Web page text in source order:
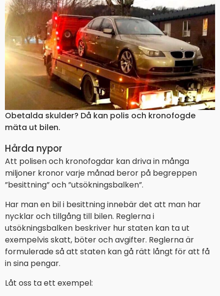
Obetalda skulder? Då kan polis och kronofogde
mäta ut bilen.
Hårda nypor
Att polisen och kronofogdar kan driva in många
miljoner kronor varje månad beror på begreppen
”besittning” och ”utsökningsbalken”.
Har man en bil i besittning innebär det att man har
nycklar och tillgång till bilen. Reglerna i
utsökningsbalken beskriver hur staten kan ta ut
exempelvis skatt, böter och avgifter. Reglerna är
formulerade så att staten kan gå rätt långt för att få
in sina pengar.
Låt oss ta ett exempel: